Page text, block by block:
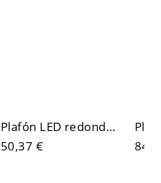
Plafón LED redondo minimalista, luminaria ultrafina de perfil bajo con pantalla acrílica antipolvo
50,37 €